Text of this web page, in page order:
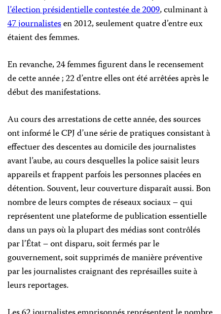
l’élection présidentielle contestée de 2009, culminant à
47 journalistesen 2012, seulement quatre d’entre eux
étaient des femmes.
En revanche, 24 femmes figurent dans le recensement
de cette année ; 22 d’entre elles ont été arrêtées après le
début des manifestations.
Au cours des arrestations de cette année, des sources
ont informé le CPJ d’une série de pratiques consistant à
effectuer des descentes au domicile des journalistes
avant l’aube, au cours desquelles la police saisit leurs
appareils et frappent parfois les personnes placées en
détention. Souvent, leur couverture disparaît aussi. Bon
nombre de leurs comptes de réseaux sociaux – qui
représentent une plateforme de publication essentielle
dans un pays où la plupart des médias sont contrôlés
par l’État – ont disparu, soit fermés par le
gouvernement, soit supprimés de manière préventive
par les journalistes craignant des représailles suite à
leurs reportages.